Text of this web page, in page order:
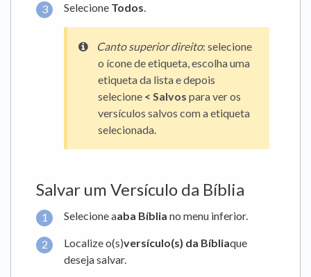
Selecione Todos.
Canto superior direito: selecione
o ícone de etiqueta, escolha uma
etiqueta da lista e depois
selecione < Salvos para ver os
versículos salvos com a etiqueta
selecionada.
Salvar um Versículo da Bíblia
Selecione aaba Bíblia no menu inferior.
Localize o(s)versículo(s) da Bíbliaque
deseja salvar.